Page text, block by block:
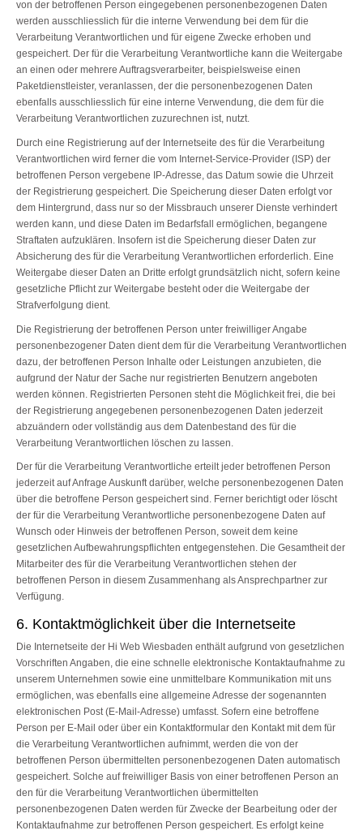
von der betroffenen Person eingegebenen personenbezogenen Daten
werden ausschliesslich für die interne Verwendung bei dem für die
Verarbeitung Verantwortlichen und für eigene Zwecke erhoben und
gespeichert. Der für die Verarbeitung Verantwortliche kann die Weitergabe
an einen oder mehrere Auftragsverarbeiter, beispielsweise einen
Paketdienstleister, veranlassen, der die personenbezogenen Daten
ebenfalls ausschliesslich für eine interne Verwendung, die dem für die
Verarbeitung Verantwortlichen zuzurechnen ist, nutzt.
Durch eine Registrierung auf der Internetseite des für die Verarbeitung
Verantwortlichen wird ferner die vom Internet-Service-Provider (ISP) der
betroffenen Person vergebene IP-Adresse, das Datum sowie die Uhrzeit
der Registrierung gespeichert. Die Speicherung dieser Daten erfolgt vor
dem Hintergrund, dass nur so der Missbrauch unserer Dienste verhindert
werden kann, und diese Daten im Bedarfsfall ermöglichen, begangene
Straftaten aufzuklären. Insofern ist die Speicherung dieser Daten zur
Absicherung des für die Verarbeitung Verantwortlichen erforderlich. Eine
Weitergabe dieser Daten an Dritte erfolgt grundsätzlich nicht, sofern keine
gesetzliche Pflicht zur Weitergabe besteht oder die Weitergabe der
Strafverfolgung dient.
Die Registrierung der betroffenen Person unter freiwilliger Angabe
personenbezogener Daten dient dem für die Verarbeitung Verantwortlichen
dazu, der betroffenen Person Inhalte oder Leistungen anzubieten, die
aufgrund der Natur der Sache nur registrierten Benutzern angeboten
werden können. Registrierten Personen steht die Möglichkeit frei, die bei
der Registrierung angegebenen personenbezogenen Daten jederzeit
abzuändern oder vollständig aus dem Datenbestand des für die
Verarbeitung Verantwortlichen löschen zu lassen.
Der für die Verarbeitung Verantwortliche erteilt jeder betroffenen Person
jederzeit auf Anfrage Auskunft darüber, welche personenbezogenen Daten
über die betroffene Person gespeichert sind. Ferner berichtigt oder löscht
der für die Verarbeitung Verantwortliche personenbezogene Daten auf
Wunsch oder Hinweis der betroffenen Person, soweit dem keine
gesetzlichen Aufbewahrungspflichten entgegenstehen. Die Gesamtheit der
Mitarbeiter des für die Verarbeitung Verantwortlichen stehen der
betroffenen Person in diesem Zusammenhang als Ansprechpartner zur
Verfügung.
6. Kontaktmöglichkeit über die Internetseite
Die Internetseite der Hi Web Wiesbaden enthält aufgrund von gesetzlichen
Vorschriften Angaben, die eine schnelle elektronische Kontaktaufnahme zu
unserem Unternehmen sowie eine unmittelbare Kommunikation mit uns
ermöglichen, was ebenfalls eine allgemeine Adresse der sogenannten
elektronischen Post (E-Mail-Adresse) umfasst. Sofern eine betroffene
Person per E-Mail oder über ein Kontaktformular den Kontakt mit dem für
die Verarbeitung Verantwortlichen aufnimmt, werden die von der
betroffenen Person übermittelten personenbezogenen Daten automatisch
gespeichert. Solche auf freiwilliger Basis von einer betroffenen Person an
den für die Verarbeitung Verantwortlichen übermittelten
personenbezogenen Daten werden für Zwecke der Bearbeitung oder der
Kontaktaufnahme zur betroffenen Person gespeichert. Es erfolgt keine